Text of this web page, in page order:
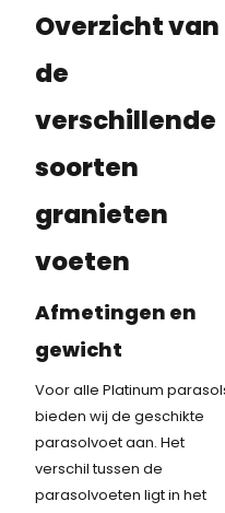
Overzicht van
de
verschillende
soorten
granieten
voeten
Afmetingen en
gewicht
Voor alle Platinum
bieden wij de geschikte
parasolvoet aan. Het
verschil tussen de
parasolvoeten ligt in het